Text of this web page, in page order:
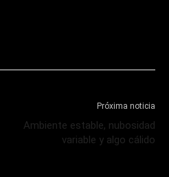
Próxima noticia
Ambiente estable, nubosidad
variable y algo cálido